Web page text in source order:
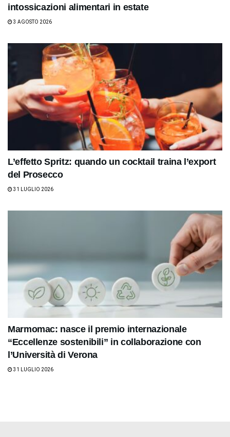
intossicazioni alimentari in estate
3 AGOSTO 2026
L’effetto Spritz: quando un cocktail traina l’export
del Prosecco
31 LUGLIO 2026
Marmomac: nasce il premio internazionale
“Eccellenze sostenibili” in collaborazione con
l’Università di Verona
31 LUGLIO 2026